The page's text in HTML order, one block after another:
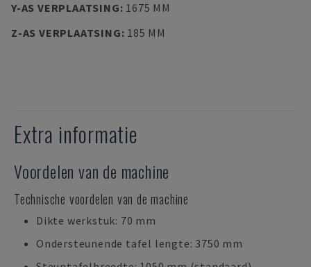
Y-AS VERPLAATSING: 1675 MM
Z-AS VERPLAATSING: 185 MM
Extra informatie
Voordelen van de machine
Technische voordelen van de machine
Dikte werkstuk: 70 mm
Ondersteunende tafel lengte: 3750 mm